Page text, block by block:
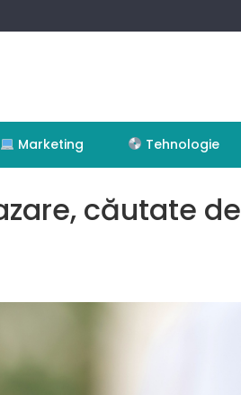
Marketing Tehnologie
căutate de